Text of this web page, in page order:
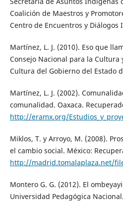
Coalición de Maestros y
Centro de Encuentros y Diálogos
Martínez, L. J. (2010). Eso que
Consejo Nacional para la Cultura
Cultura del Gobierno del Estado
Martínez, L. J. (2002).
comunalidad. Oaxaca.
http://eramx.org/
Miklos, T. y Arroyo, M. (2008).
el cambio social. México:
http://madrid.tomalaplaza.net/
Montero G. G. (2012). El
Universidad Pedagógica Nacional.